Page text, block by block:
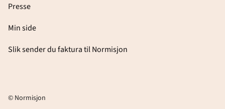
Presse
Min side
Slik sender du faktura til Normisjon
© Normisjon